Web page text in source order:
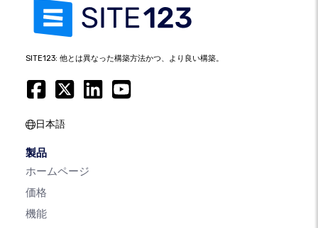
SITE123: 他とは異なった構築方法かつ、より良い構築。
日本語
製品
ホームページ
価格
機能